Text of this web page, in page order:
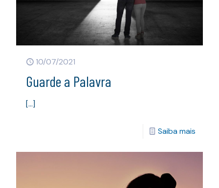
10/07/2021
Guarde a Palavra
[…]
Saiba mais